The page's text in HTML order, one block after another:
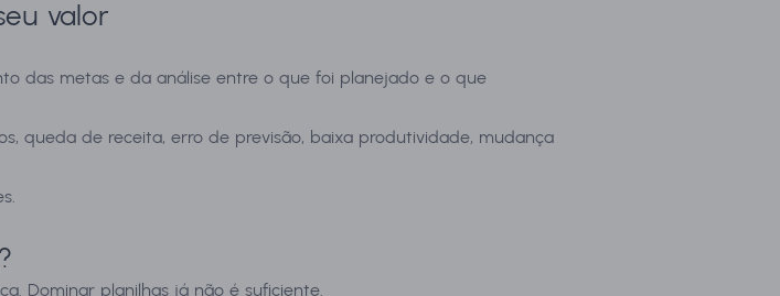
valor
das metas e da análise entre o que foi planejado e o que
queda de receita, erro de previsão, baixa produtividade, mudança
Dominar planilhas já não é suficiente.